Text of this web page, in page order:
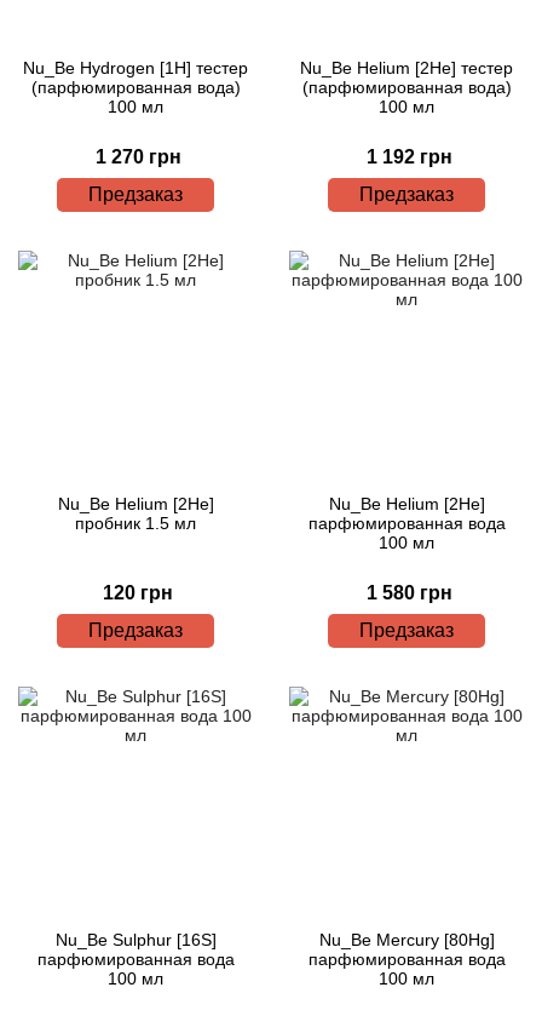
Nu_Be Hydrogen [1H] тестер
(парфюмированная вода)
100 мл
1 270 грн
Предзаказ
Nu_Be Helium [2He] тестер
(парфюмированная вода)
100 мл
1 192 грн
Предзаказ
Nu_Be Helium [2He]
пробник 1.5 мл
120 грн
Предзаказ
Nu_Be Helium [2He]
парфюмированная вода
100 мл
1 580 грн
Предзаказ
Nu_Be Sulphur [16S]
парфюмированная вода
100 мл
Nu_Be Mercury [80Hg]
парфюмированная вода
100 мл